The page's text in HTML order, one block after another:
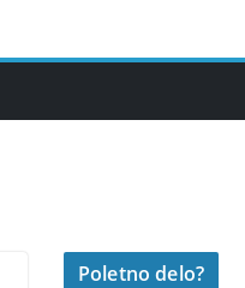
Poletno delo?